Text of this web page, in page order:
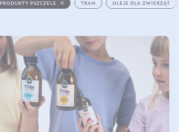
PRODUKTY PSZCZELE TRAN OLEJE DLA ZWIERZĄT